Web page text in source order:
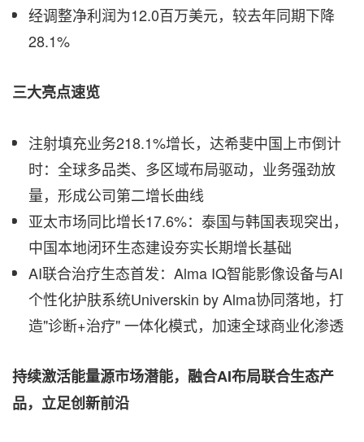
经调整净利润为12.0百万美元，较去年同期下降
28.1%
三大亮点速览
注射填充业务218.1%增长，达希斐中国上市倒计
时：全球多品类、多区域布局驱动，业务强劲放
量，形成公司第二增长曲线
亚太市场同比增长17.6%：泰国与韩国表现突出，
中国本地闭环生态建设夯实长期增长基础
AI联合治疗生态首发：Alma IQ智能影像设备与AI
个性化护肤系统Universkin by Alma协同落地，打
造"诊断+治疗" 一体化模式，加速全球商业化渗透
持续激活能量源市场潜能，融合AI布局联合生态产
品，立足创新前沿